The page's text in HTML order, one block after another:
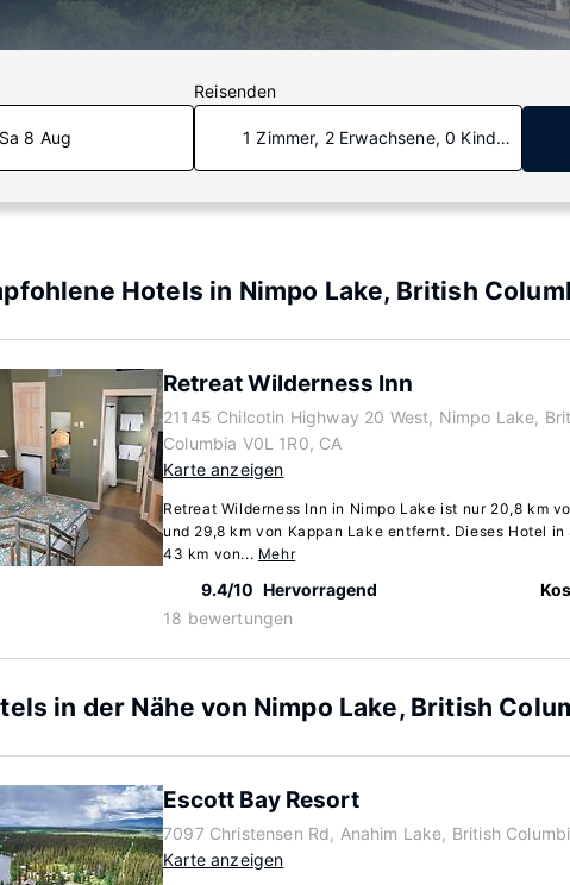
8 Aug
Reisenden
1 Zimmer, 2 Erwachsene, 0 Kinder
Hotels in Nimpo Lake, British
Retreat Wilderness Inn
21145 Chilcotin Highway 20 West, Nimpo Lake,
Columbia V0L 1R0, CA
Karte anzeigen
Retreat Wilderness Inn in Nimpo Lake ist nur 20,8 km
und 29,8 km von Kappan Lake entfernt. Dieses Hotel in
43 km von... Mehr
9.4/10 Hervorragend
18 bewertungen
in der Nähe von Nimpo Lake, British
Escott Bay Resort
7097 Christensen Rd, Anahim Lake, British
Karte anzeigen